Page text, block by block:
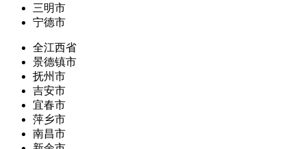
三明市
宁德市
全江西省
景德镇市
抚州市
吉安市
宜春市
萍乡市
南昌市